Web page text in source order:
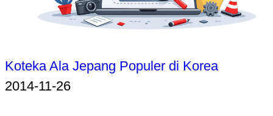
Koteka Ala Jepang Populer di Korea
2014-11-26